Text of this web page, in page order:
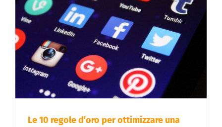
Le 10 regole d’oro per ottimizzare una